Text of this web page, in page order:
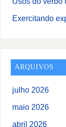
Exercitando
ARQUIVOS
julho 2026
maio 2026
abril 2026